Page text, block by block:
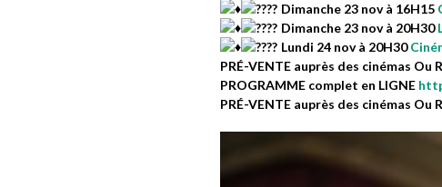
Dimanche 23 nov à 16H15
Dimanche 23 nov à 20H30
Lundi 24 nov à 20H30
PRÉ-VENTE auprès des cinémas Ou
PROGRAMME complet en LIGNE
PRÉ-VENTE auprès des cinémas Ou